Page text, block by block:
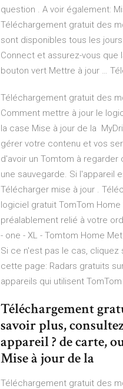
question . A voir également:
Téléchargement gratuit des
sont disponibles tous les
Connect et assurez-vous que
bouton vert Mettre à jour …
Téléchargement gratuit des
Comment mettre à jour le
la case Mise à jour de la
gérer votre contenu et vos
d'avoir un Tomtom à
une sauvegarde. Si l'appareil
Télécharger mise à jour .
logiciel gratuit TomTom
préalablement relié à votre
- one - XL - Tomtom Home
Si ce n'est pas le cas, cliquez
cette page: Radars gratuits
appareils qui utilisent
Téléchargement
savoir plus,
appareil ? de carte,
Mise à jour de la
Téléchargement gratuit des